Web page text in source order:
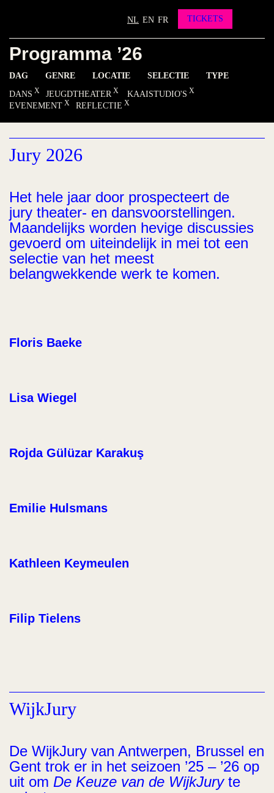
Contact
NL EN FR TICKETS
Programma ’26
DAG GENRE LOCATIE SELECTIE
TYPE
DANS
JEUGDTHEATER
KAAISTUDIO'S
EVENEMENT
REFLECTIE
Jury 2026
Het hele jaar door prospecteert de
jury theater- en dansvoorstellingen.
Maandelijks worden hevige discussies
gevoerd om uiteindelijk in mei tot een
selectie van het meest
belangwekkende werk te komen.
Floris Baeke
Lisa Wiegel
Rojda Gülüzar Karakuş
Emilie Hulsmans
Kathleen Keymeulen
Filip Tielens
WijkJury
De WijkJury van Antwerpen, Brussel en
Gent trok er in het seizoen ’25 – ’26 op
uit om De Keuze van de WijkJuryte